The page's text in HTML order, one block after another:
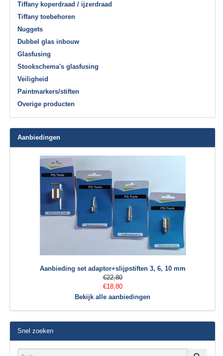
Tiffany koperdraad / ijzerdraad
Tiffany toebehoren
Nuggets
Dubbel glas inbouw
Glasfusing
Stookschema's glasfusing
Veiligheid
Paintmarkers/stiften
Overige producten
Aanbiedingen
Aanbieding set adaptor+slijpstiften 3, 6, 10 mm
€22,80
€18,80
Bekijk alle aanbiedingen
Snel zoeken